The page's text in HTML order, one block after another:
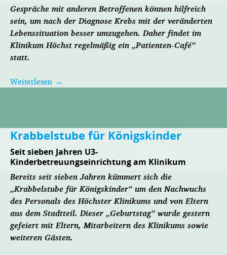
Gespräche mit anderen Betroffenen können hilfreich
sein, um nach der Diagnose Krebs mit der veränderten
Lebenssituation besser umzugehen. Daher findet im
Klinikum Höchst regelmäßig ein „Patienten-Café“
statt.
Weiterlesen →
Krabbelstube für Königskinder
Seit sieben Jahren U3-
Kinderbetreuungseinrichtung am Klinikum
Bereits seit sieben Jahren kümmert sich die
„Krabbelstube für Königskinder“ um den Nachwuchs
des Personals des Höchster Klinikums und von Eltern
aus dem Stadtteil. Dieser „Geburtstag“ wurde gestern
gefeiert mit Eltern, Mitarbeitern des Klinikums sowie
weiteren Gästen.